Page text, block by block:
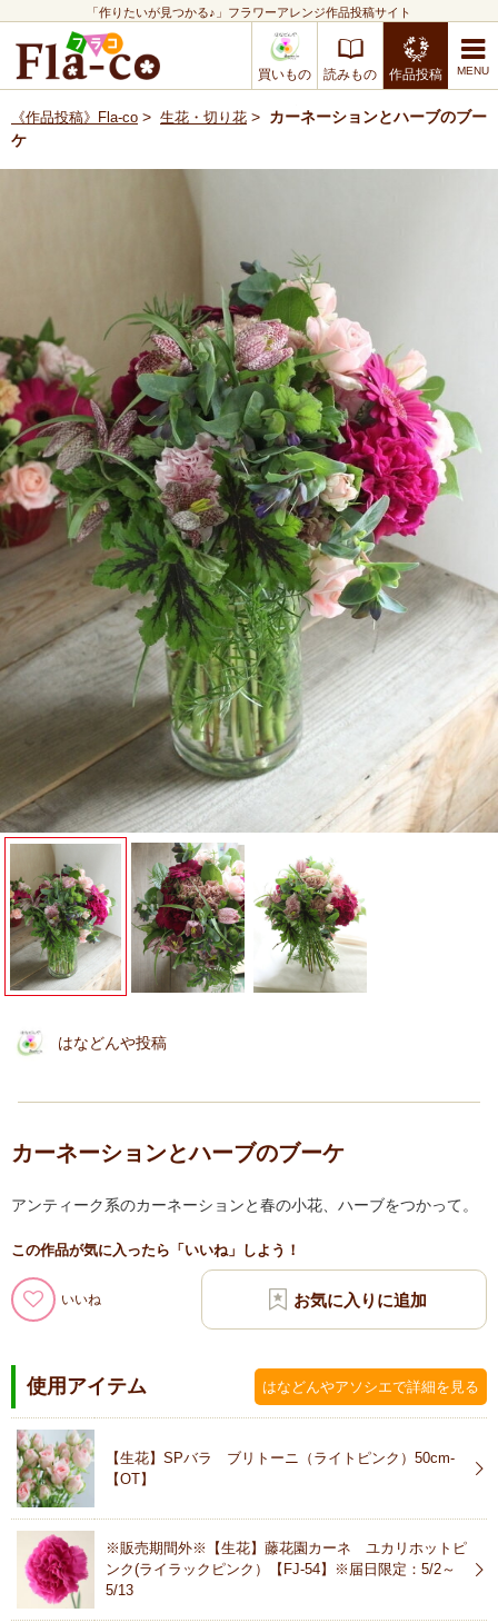
「作りたいが見つかる♪」フラワーアレンジ作品投稿サイト
買いもの 読みもの 作品投稿
《作品投稿》Fla-co > 生花・切り花 > カーネーションとハーブのブー
ケ
はなどんや投稿
カーネーションとハーブのブーケ
アンティーク系のカーネーションと春の小花、ハーブをつかって。
この作品が気に入ったら「いいね」しよう！
いいね
使用アイテム はなどんやアソシエで詳細を見る
【生花】SPバラ ブリトーニ（ライトピンク）50cm-
【OT】
※販売期間外※【生花】藤花園カーネ ユカリホットピ
ンク(ライラックピンク）【FJ-54】※届日限定：5/2～
5/13